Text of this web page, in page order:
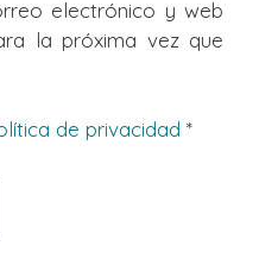
electrónico y web
la próxima vez que
de privacidad *